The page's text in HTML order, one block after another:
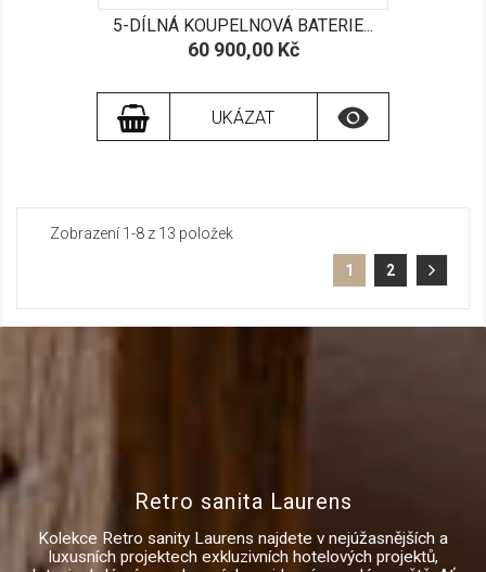
5-DÍLNÁ KOUPELNOVÁ BATERIE...
Cena
60 900,00 Kč
UKÁZAT 
Zobrazení 1-8 z 13 položek
1 2
Retro sanita Laurens
Kolekce Retro sanity Laurens najdete v nejúžasnějších a
luxusních projektech exkluzivních hotelových projektů,